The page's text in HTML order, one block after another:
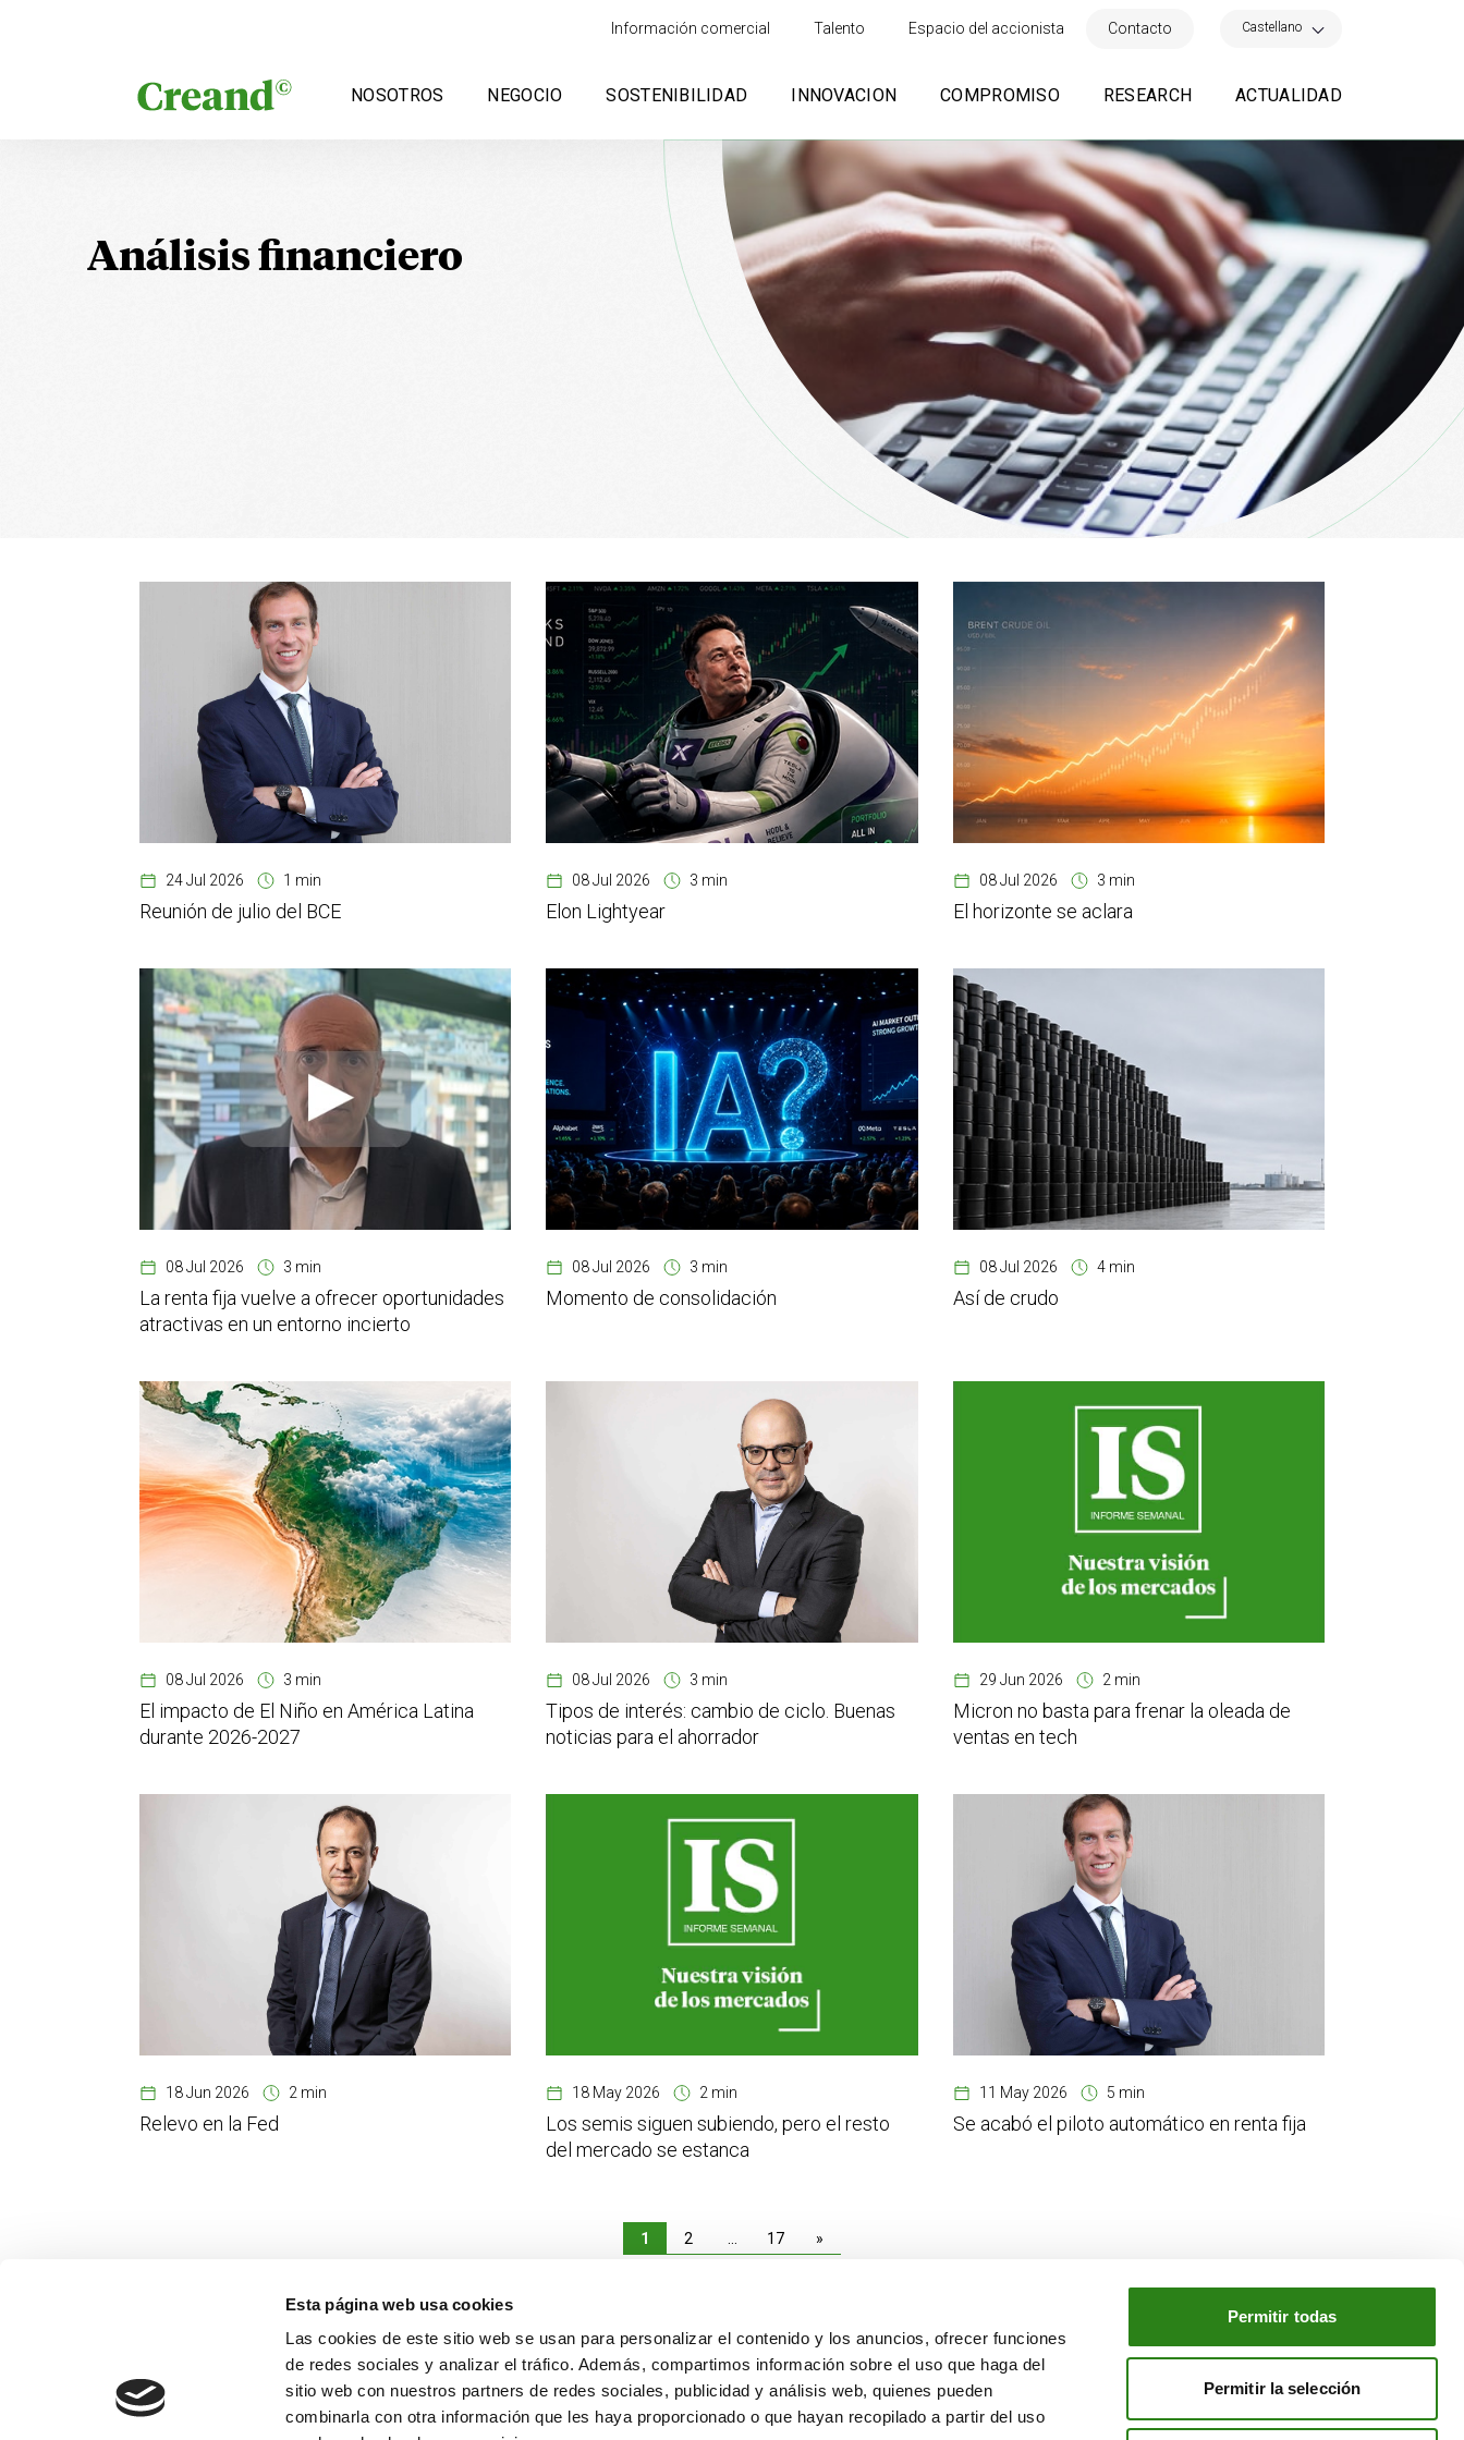
Esta página web usa cookies
Las cookies de este sitio web se usan para personalizar el contenido y los anuncios, ofrecer funciones
de redes sociales y analizar el tráfico. Además, compartimos información sobre el uso que haga del
sitio web con nuestros partners de redes sociales, publicidad y análisis web, quienes pueden
combinarla con otra información que les haya proporcionado o que hayan recopilado a partir del uso
Permitir todas
Permitir la selección
Información comercial Talento Espacio del accionista Contacto Castellano
NOSOTROS NEGOCIO SOSTENIBILIDAD INNOVACION COMPROMISO RESEARCH ACTUALIDAD
Análisis financiero
24 Jul 2026 1 min
Reunión de julio del BCE
08 Jul 2026 3 min
Elon Lightyear
08 Jul 2026 3 min
El horizonte se aclara
08 Jul 2026 3 min
La renta fija vuelve a ofrecer oportunidades
atractivas en un entorno incierto
08 Jul 2026 3 min
Momento de consolidación
08 Jul 2026 4 min
Así de crudo
08 Jul 2026 3 min
El impacto de El Niño en América Latina
durante 2026-2027
08 Jul 2026 3 min
Tipos de interés: cambio de ciclo. Buenas
noticias para el ahorrador
29 Jun 2026 2 min
Micron no basta para frenar la oleada de
ventas en tech
18 Jun 2026 2 min
Relevo en la Fed
18 May 2026 2 min
Los semis siguen subiendo, pero el resto
del mercado se estanca
11 May 2026 5 min
Se acabó el piloto automático en renta fija
1 2 17 »
CONTACTO
+376 88 88 88
MÁS CREAND
Gobierno corporativo
NUESTRO GRUPO